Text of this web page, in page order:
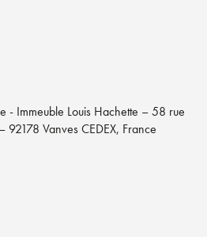
- Immeuble Louis Hachette – 58 rue
Vanves CEDEX, France